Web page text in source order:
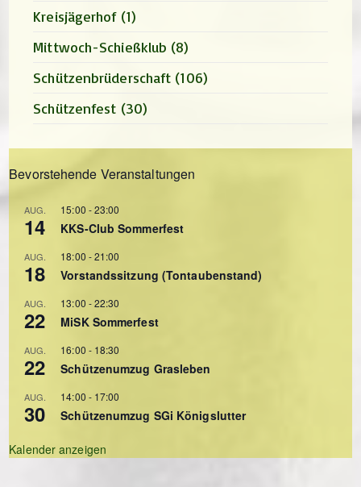
Kreisjägerhof (1)
Mittwoch-Schießklub (8)
Schützenbrüderschaft (106)
Schützenfest (30)
Bevorstehende Veranstaltungen
AUG.
14
15:00 -23:00
KKS-Club Sommerfest
AUG.
18
18:00 -21:00
Vorstandssitzung (Tontaubenstand)
AUG.
22
13:00 -22:30
MiSK Sommerfest
AUG.
22
16:00 - 18:30
Schützenumzug Grasleben
AUG.
30
14:00 - 17:00
Schützenumzug SGi Königslutter
Kalender anzeigen